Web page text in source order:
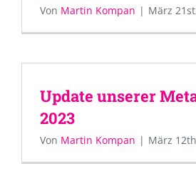
Von Martin Kompan | März
Update unserer
2023
Von Martin Kompan | März